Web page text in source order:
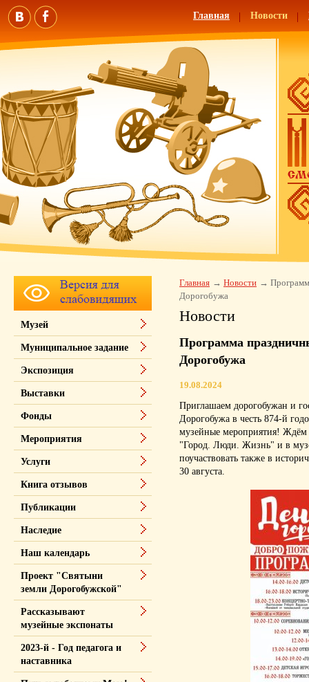
Главная Новости
Главная Новости
Дорогобужа
Новости
Программа
Дорогобужа
19.08.2024
Приглашаем дорогобужан и
Дорогобужа в честь 874-й
музейные мероприятия! Ждём
"Город. Люди. Жизнь" и в
поучаствовать также в
30 августа.
Музей
Муниципальное задание
Экспозиция
Выставки
Фонды
Мероприятия
Услуги
Книга отзывов
Публикации
Наследие
Наш календарь
Проект "Святыни
земли Дорогобужской"
Рассказывают
музейные экспонаты
2023-й - Год педагога и
наставника